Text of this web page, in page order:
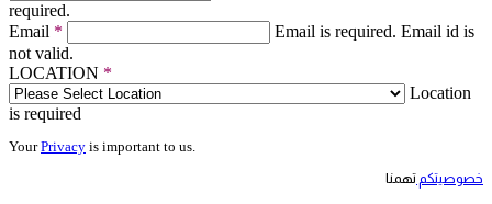
required.
Email * Email is required. Email id is
not valid.
LOCATION *
Location
is required
YourPrivacy is important to us.
خصوصيتكم تهمنا